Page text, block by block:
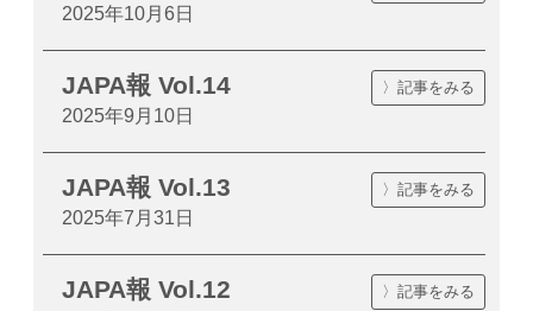
2025年10月6日
JAPA報 Vol.14
2025年9月10日
〉記事をみる
JAPA報 Vol.13
2025年7月31日
〉記事をみる
JAPA報 Vol.12 〉記事をみる